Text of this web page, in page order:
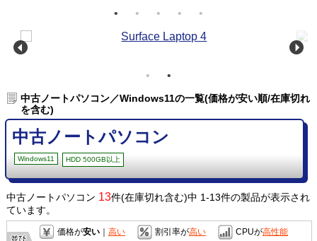
中古ノートパソコン／Windows11の一覧(価格が安い順/在庫切れ
を含む)
中古ノートパソコン
Windows11 HDD 500GB以上
中古ノートパソコン 13件(在庫切れ含む)中 1-13件の製品が表示され
ています。
価格が安い｜ 高い 割引率が高い CPUが高性能